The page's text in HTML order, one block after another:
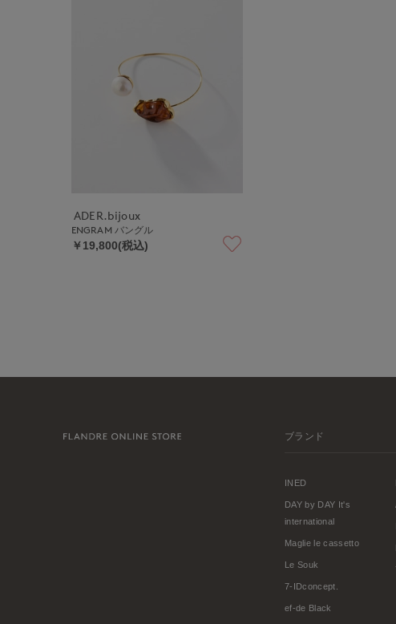
ADER.bijoux
ENGRAM バングル
￥19,800(税込)
ブランド
INED
DAY by DAY It's
international
Maglie le cassetto
Le Souk
7-IDconcept.
ef-de Black